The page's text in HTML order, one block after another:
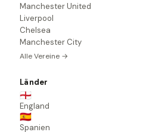
Manchester United
Liverpool
Chelsea
Manchester City
Alle Vereine →
Länder
🏴󠁧󠁢󠁥󠁮󠁧󠁿
England
🇪🇸
Spanien